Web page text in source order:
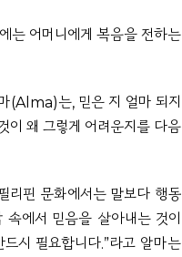
는 어머니에게 복음을 전하는
(Alma)는, 믿은 지 얼마 되지
이 왜 그렇게 어려운지를 다음
리핀 문화에서는 말보다 행동
에서 믿음을 살아내는 것이
시 필요합니다.”라고 알마는